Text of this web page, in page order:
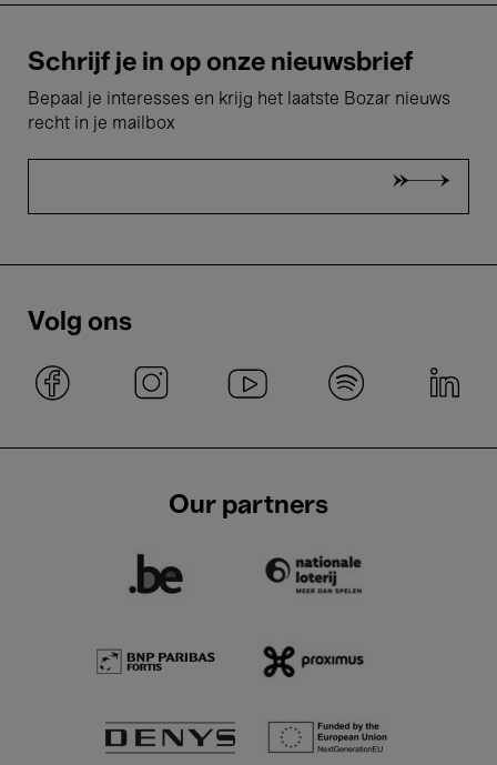
Schrijf je in op onze nieuwsbrief
Bepaal je interesses en krijg het laatste Bozar nieuws
recht in je mailbox
Volg ons
Our partners